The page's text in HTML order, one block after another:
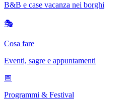
B&B e case vacanza nei borghi
🎭
Cosa fare
Eventi, sagre e appuntamenti
📅
Programmi & Festival